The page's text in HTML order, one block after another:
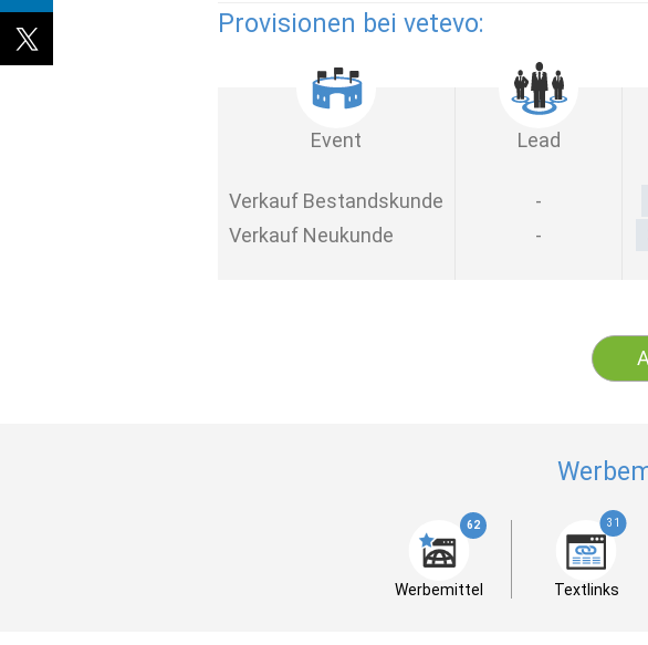
Provisionen bei vetevo:
Event Lead
Verkauf Bestandskunde -
Verkauf Neukunde
-
62
Werbemittel
31
Textlinks